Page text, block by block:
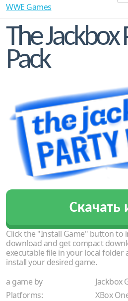
WWE Games
The Jackbox
Pack
Скачать
Click the "Install Game" button to
download and get compact
executable file in your local
install your desired game.
a game by
Jackbox
Platforms:
XBox